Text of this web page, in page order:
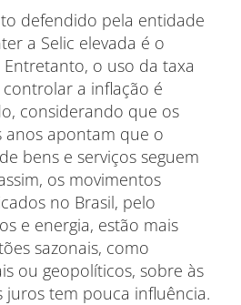
defendido pela entidade
a Selic elevada é o
o uso da taxa
a inflação é
considerando que os
anos apontam que o
bens e serviços seguem
os movimentos
no Brasil, pelo
e energia, estão mais
sazonais, como
ou geopolíticos, sobre às
juros tem pouca influência.